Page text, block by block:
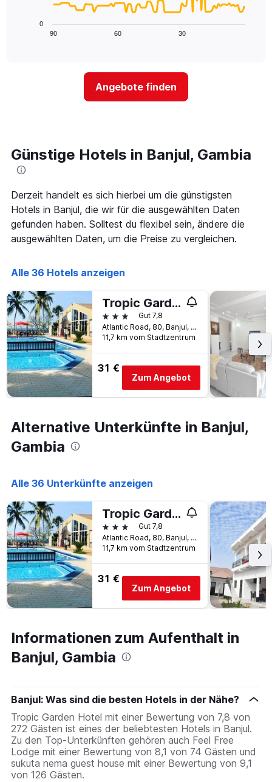
Wochentage
anzeigt.
Zimmerpreis
anzeigt.
folgende
Diagramm
näher
das
Aufenthaltsdatum
Das
Diagramm
hat
1
X-
die
der
Tage
vor
dem
Aufenthalt
anzeigt
Das
Diagramm
hat
1
Achse,
die
den
anzeigt
90 60 30
0
Angebote finden
Günstige Hotels in Banjul, Gambia
Derzeit handelt es sich hierbei um die günstigsten
Hotels in Banjul, die wir für die ausgewählten Daten
gefunden haben. Solltest du flexibel sein, ändere die
ausgewählten Daten, um die Preise zu vergleichen.
Alle 36 Hotels anzeigen
Tropic Garden Hotel
3 SterneGut 7,8
Atlantic Road, 80, Banjul, Gambia
11,7 km vom Stadtzentrum
31 €
Zum Angebot
Alternative Unterkünfte in Banjul,
Gambia
Alle 36 Unterkünfte anzeigen
Tropic Garden Hotel
3 SterneGut 7,8
Atlantic Road, 80, Banjul, Gambia
11,7 km vom Stadtzentrum
31 €
Zum Angebot
Informationen zum Aufenthalt in
Banjul, Gambia
Banjul: Was sind die besten Hotels in der Nähe?
Tropic Garden Hotel mit einer Bewertung von 7,8 von
272 Gästen ist eines der beliebtesten Hotels in Banjul.
Zu den Top-Unterkünften gehören auch Feel Free
Lodge mit einer Bewertung von 8,1 von 74 Gästen und
sukuta nema guest house mit einer Bewertung von 9,1
von 126 Gästen.